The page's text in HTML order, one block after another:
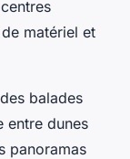
matériel et
balades
entre dunes
panoramas